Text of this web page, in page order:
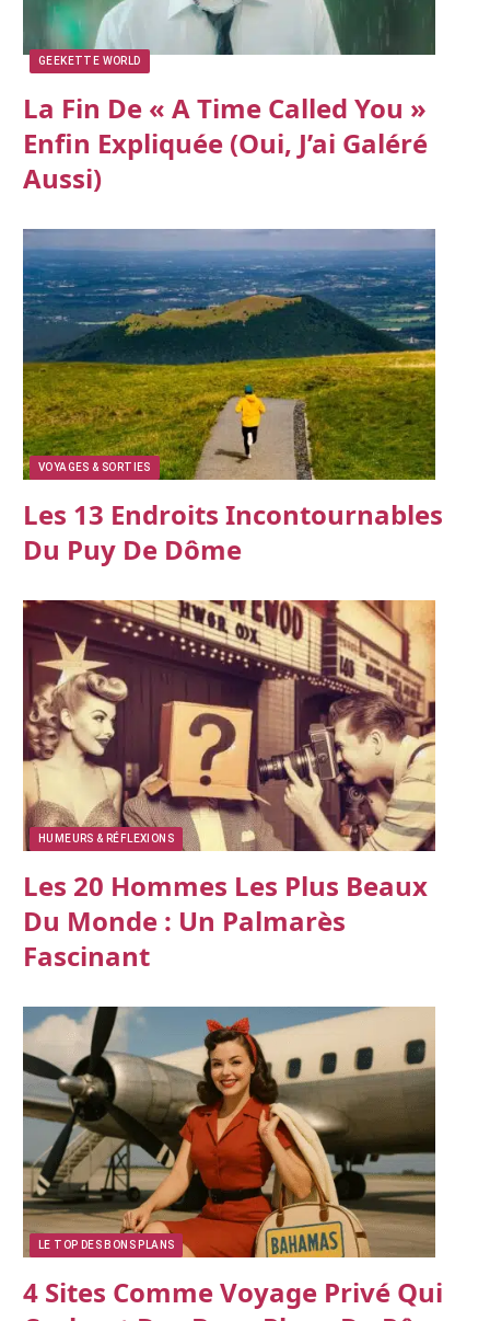
GEEKETTE WORLD
La Fin De « A Time Called You »
Enfin Expliquée (oui, J’ai Galéré
Aussi)
VOYAGES & SORTIES
Les 13 Endroits Incontournables
Du Puy De Dôme
HUMEURS & RÉFLEXIONS
Les 20 Hommes Les Plus Beaux
Du Monde : Un Palmarès
Fascinant
LE TOP DES BONS PLANS
4 Sites Comme Voyage Privé Qui